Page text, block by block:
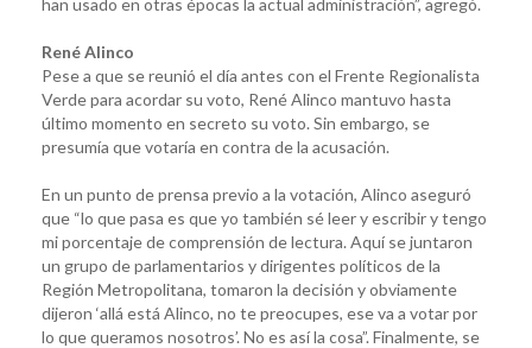
René Alinco
Pese a que se reunió el día antes con el Frente Regionalista
Verde para acordar su voto, René Alinco mantuvo hasta
último momento en secreto su voto. Sin embargo, se
presumía que votaría en contra de la acusación.
En un punto de prensa previo a la votación, Alinco aseguró
que “lo que pasa es que yo también sé leer y escribir y tengo
mi porcentaje de comprensión de lectura. Aquí se juntaron
un grupo de parlamentarios y dirigentes políticos de la
Región Metropolitana, tomaron la decisión y obviamente
dijeron ‘allá está Alinco, no te preocupes, ese va a votar por
lo que queramos nosotros’. No es así la cosa”. Finalmente, se